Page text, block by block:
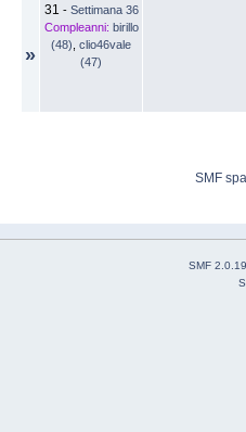
»
31 - Settimana 36
Compleanni: birillo
(48) clio46vale
(47)
SMF
SMF 2.0.19